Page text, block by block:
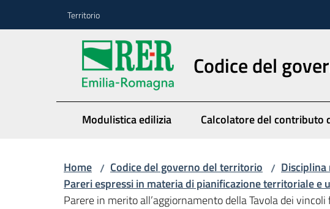
Territorio
Codice del
Modulistica edilizia Calcolatore del contributo
Home / Codice del governo del territorio /
Pareri espressi in materia di pianificazione territoriale e
Parere in merito all’aggiornamento della Tavola dei